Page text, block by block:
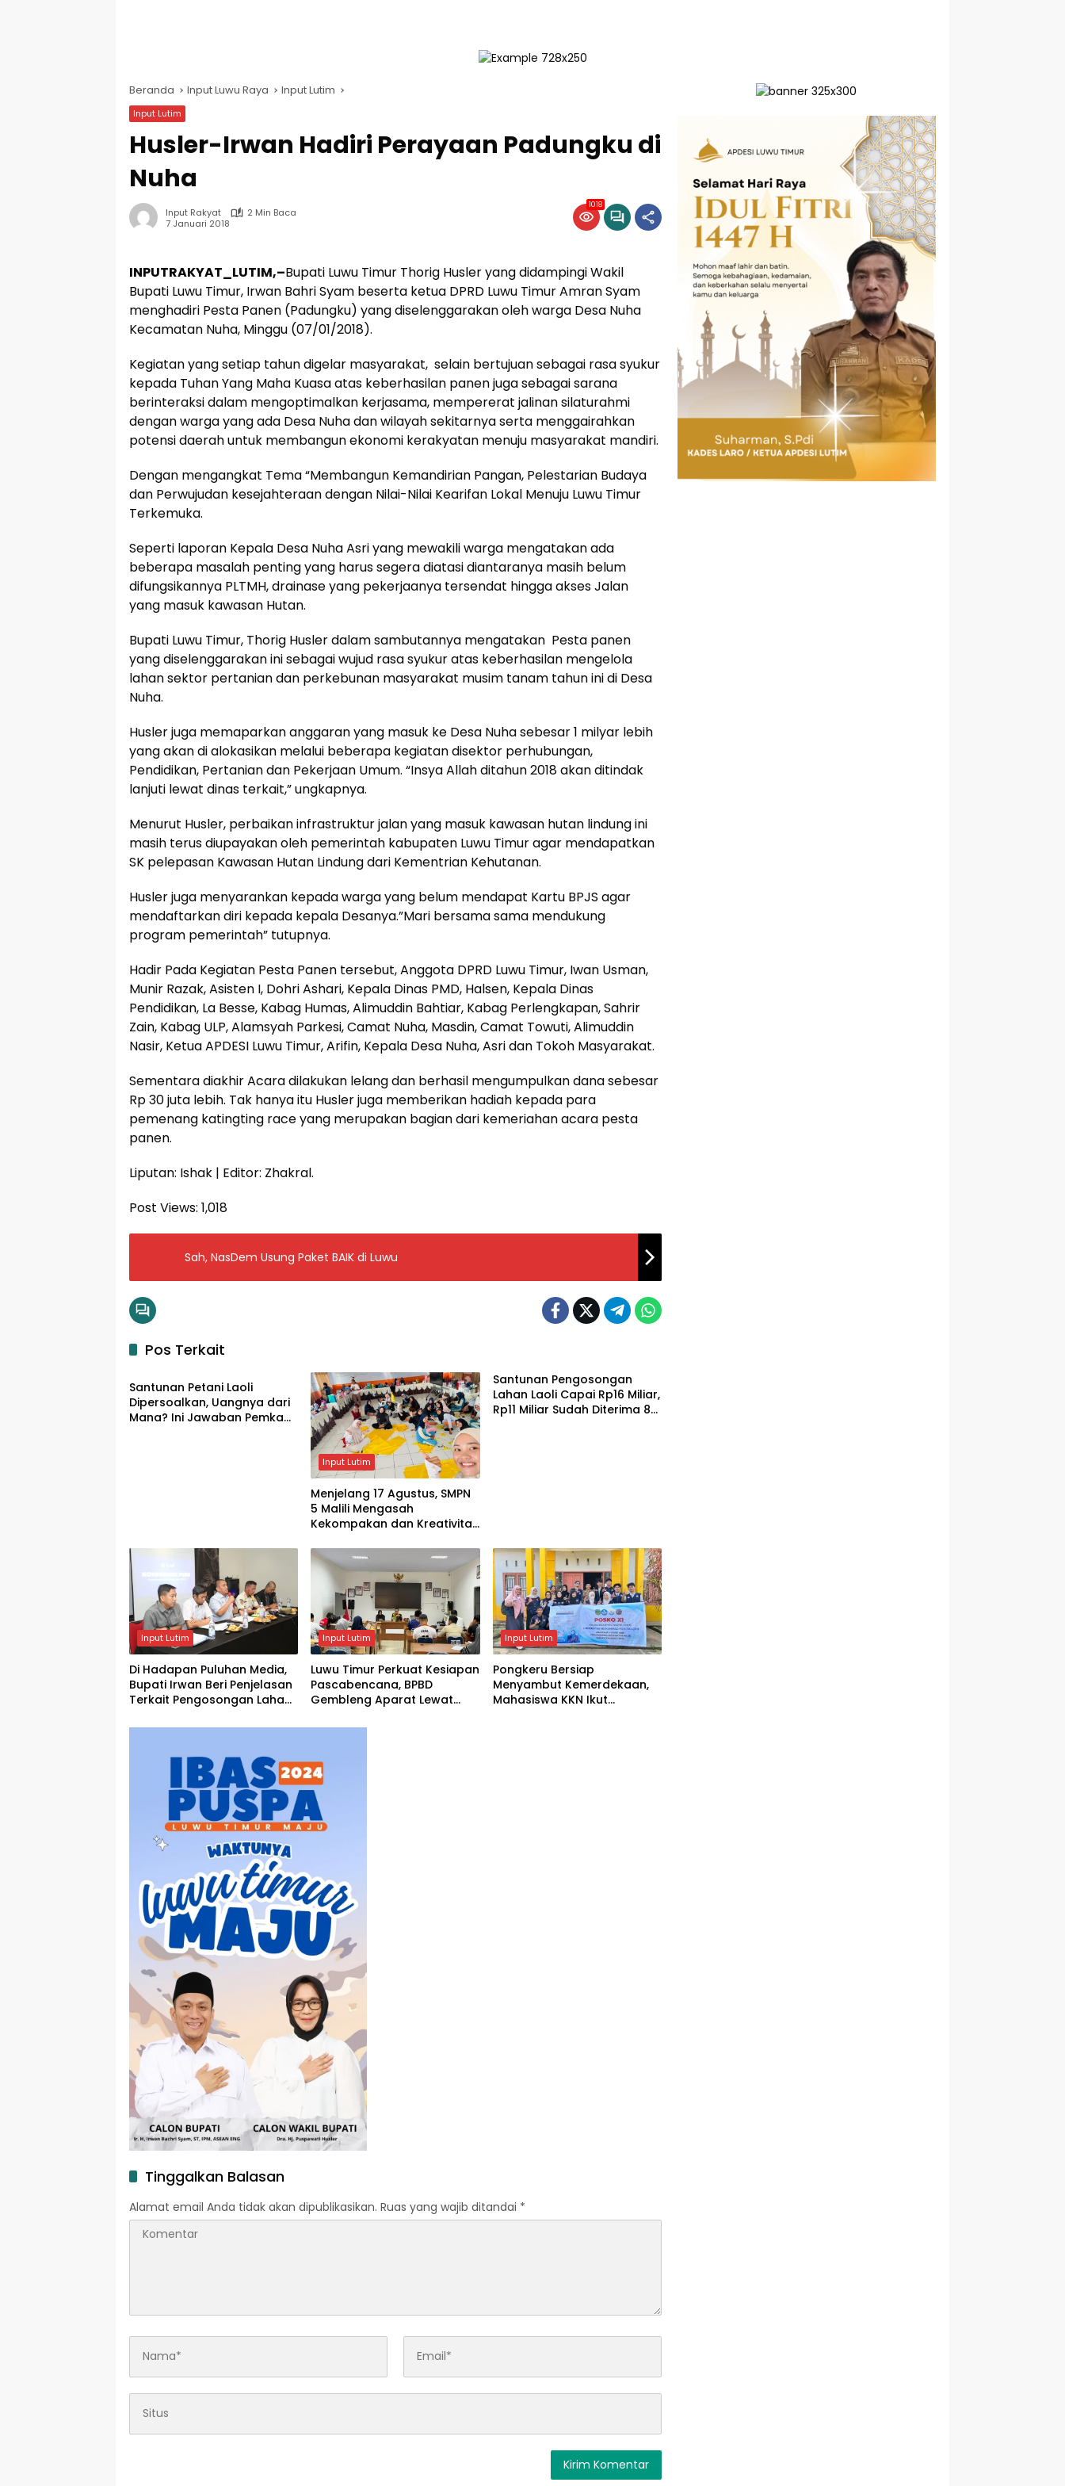
Beranda Input Luwu Raya Input Lutim
Input Lutim
Husler-Irwan Hadiri Perayaan Padungku di
Nuha
Input Rakyat
2 Min Baca
7 Januari 2018
1018
INPUTRAKYAT_LUTIM,–Bupati Luwu Timur Thorig Husler yang didampingi Wakil
Bupati Luwu Timur, Irwan Bahri Syam beserta ketua DPRD Luwu Timur Amran Syam
menghadiri Pesta Panen (Padungku) yang diselenggarakan oleh warga Desa Nuha
Kecamatan Nuha, Minggu (07/01/2018).
Kegiatan yang setiap tahun digelar masyarakat, selain bertujuan sebagai rasa syukur
kepada Tuhan Yang Maha Kuasa atas keberhasilan panen juga sebagai sarana
berinteraksi dalam mengoptimalkan kerjasama, mempererat jalinan silaturahmi
dengan warga yang ada Desa Nuha dan wilayah sekitarnya serta menggairahkan
potensi daerah untuk membangun ekonomi kerakyatan menuju masyarakat mandiri.
Dengan mengangkat Tema “Membangun Kemandirian Pangan, Pelestarian Budaya
dan Perwujudan kesejahteraan dengan Nilai-Nilai Kearifan Lokal Menuju Luwu Timur
Terkemuka.
Seperti laporan Kepala Desa Nuha Asri yang mewakili warga mengatakan ada
beberapa masalah penting yang harus segera diatasi diantaranya masih belum
difungsikannya PLTMH, drainase yang pekerjaanya tersendat hingga akses Jalan
yang masuk kawasan Hutan.
Bupati Luwu Timur, Thorig Husler dalam sambutannya mengatakan Pesta panen
yang diselenggarakan ini sebagai wujud rasa syukur atas keberhasilan mengelola
lahan sektor pertanian dan perkebunan masyarakat musim tanam tahun ini di Desa
Nuha.
Husler juga memaparkan anggaran yang masuk ke Desa Nuha sebesar 1 milyar lebih
yang akan di alokasikan melalui beberapa kegiatan disektor perhubungan,
Pendidikan, Pertanian dan Pekerjaan Umum. “Insya Allah ditahun 2018 akan ditindak
lanjuti lewat dinas terkait,” ungkapnya.
Menurut Husler, perbaikan infrastruktur jalan yang masuk kawasan hutan lindung ini
masih terus diupayakan oleh pemerintah kabupaten Luwu Timur agar mendapatkan
SK pelepasan Kawasan Hutan Lindung dari Kementrian Kehutanan.
Husler juga menyarankan kepada warga yang belum mendapat Kartu BPJS agar
mendaftarkan diri kepada kepala Desanya.”Mari bersama sama mendukung
program pemerintah” tutupnya.
Hadir Pada Kegiatan Pesta Panen tersebut, Anggota DPRD Luwu Timur, Iwan Usman,
Munir Razak, Asisten I, Dohri Ashari, Kepala Dinas PMD, Halsen, Kepala Dinas
Pendidikan, La Besse, Kabag Humas, Alimuddin Bahtiar, Kabag Perlengkapan, Sahrir
Zain, Kabag ULP, Alamsyah Parkesi, Camat Nuha, Masdin, Camat Towuti, Alimuddin
Nasir, Ketua APDESI Luwu Timur, Arifin, Kepala Desa Nuha, Asri dan Tokoh Masyarakat.
Sementara diakhir Acara dilakukan lelang dan berhasil mengumpulkan dana sebesar
Rp 30 juta lebih. Tak hanya itu Husler juga memberikan hadiah kepada para
pemenang katingting race yang merupakan bagian dari kemeriahan acara pesta
panen.
Liputan: Ishak | Editor: Zhakral.
Post Views: 1,018
Sah, NasDem Usung Paket BAIK di Luwu
Pos Terkait
Input Lutim
Santunan Petani Laoli
Dipersoalkan, Uangnya dari
Mana? Ini Jawaban Pemkab
Input Lutim
Menjelang 17 Agustus, SMPN
5 Malili Mengasah
Kekompakan dan Kreativitas
Santunan Pengosongan
Lahan Laoli Capai Rp16 Miliar,
Rp11 Miliar Sudah Diterima 83
Input Lutim
Di Hadapan Puluhan Media,
Bupati Irwan Beri Penjelasan
Terkait Pengosongan Lahan
Input Lutim
Luwu Timur Perkuat Kesiapan
Pascabencana, BPBD
Gembleng Aparat Lewat
Input Lutim
Pongkeru Bersiap
Menyambut Kemerdekaan,
Mahasiswa KKN Ikut
Tinggalkan Balasan
Alamat email Anda tidak akan dipublikasikan. Ruas yang wajib ditandai *